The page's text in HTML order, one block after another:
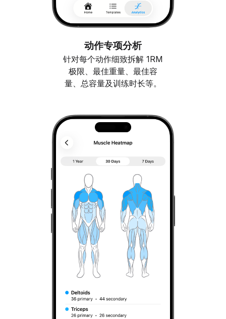
动作专项分析
针对每个动作细致拆解 1RM
极限、最佳重量、最佳容
量、总容量及训练时长等。